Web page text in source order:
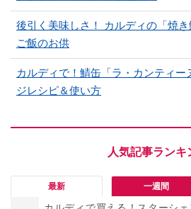
後引く美味しさ！ カルディの「焼
ご飯のお供
カルディで！鯖缶「ラ・カンティー
ジレシピ＆使い方
最新 一週間